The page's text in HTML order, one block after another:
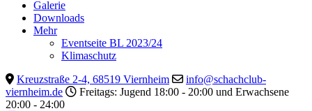
Galerie
Downloads
Mehr
Eventseite BL 2023/24
Klimaschutz
Kreuzstraße 2-4, 68519 Viernheim
info@schachclub-
viernheim.de
Freitags: Jugend 18:00 - 20:00 und Erwachsene
20:00 - 24:00